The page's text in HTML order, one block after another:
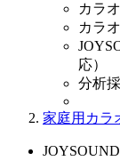
カラ
カラ
応）
分析
家庭用カラ